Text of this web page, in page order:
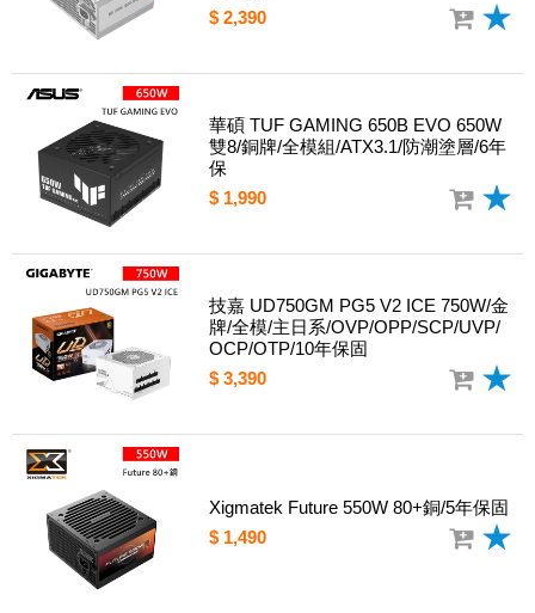
$ 2,390
華碩 TUF GAMING 650B EVO 650W
雙8/銅牌/全模組/ATX3.1/防潮塗層/6年
保
$ 1,990
技嘉 UD750GM PG5 V2 ICE 750W/金
牌/全模/主日系/OVP/OPP/SCP/UVP/
OCP/OTP/10年保固
$ 3,390
Xigmatek Future 550W 80+銅/5年保固
$ 1,490